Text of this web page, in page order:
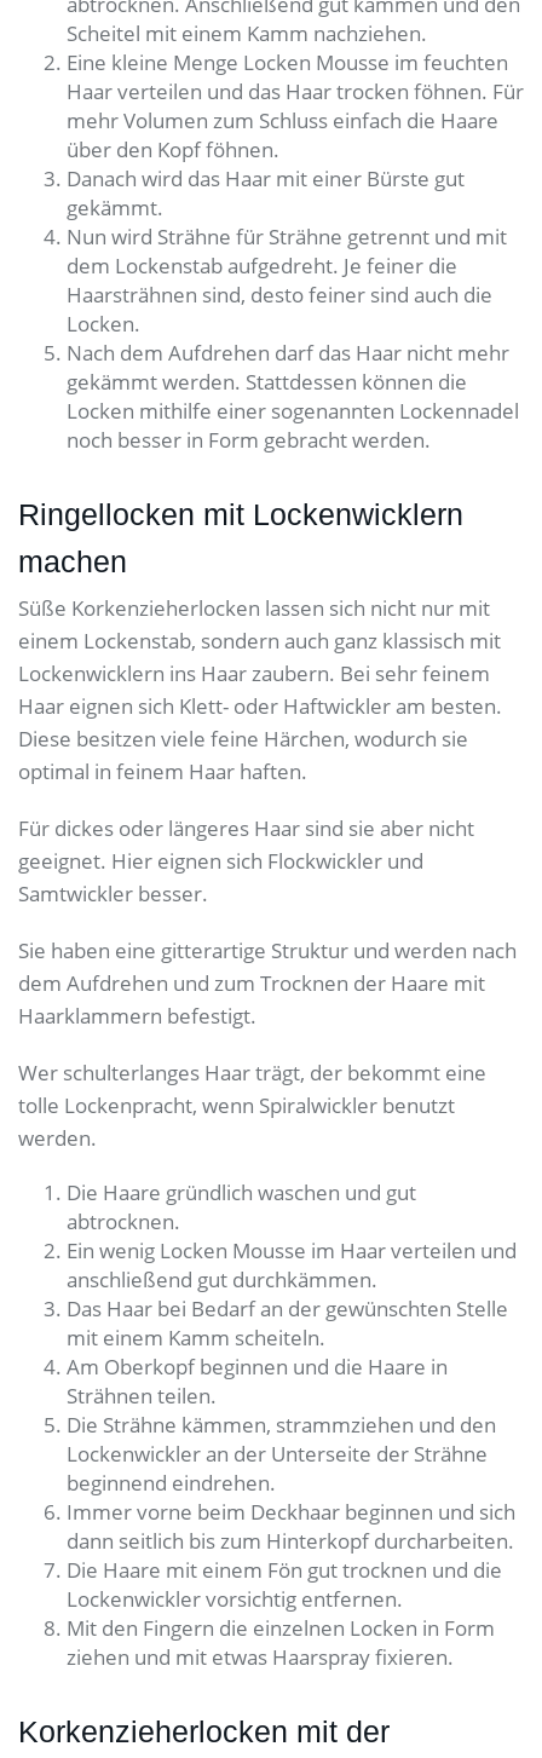
Scheitel mit einem Kamm nachziehen.
Eine kleine Menge Locken Mousse im feuchten
Haar verteilen und das Haar trocken föhnen. Für
mehr Volumen zum Schluss einfach die Haare
über den Kopf föhnen.
Danach wird das Haar mit einer Bürste gut
gekämmt.
Nun wird Strähne für Strähne getrennt und mit
dem Lockenstab aufgedreht. Je feiner die
Haarsträhnen sind, desto feiner sind auch die
Locken.
Nach dem Aufdrehen darf das Haar nicht mehr
gekämmt werden. Stattdessen können die
Locken mithilfe einer sogenannten Lockennadel
noch besser in Form gebracht werden.
Ringellocken mit Lockenwicklern
machen
Süße Korkenzieherlocken lassen sich nicht nur mit
einem Lockenstab, sondern auch ganz klassisch mit
Lockenwicklern ins Haar zaubern. Bei sehr feinem
Haar eignen sich Klett- oder Haftwickler am besten.
Diese besitzen viele feine Härchen, wodurch sie
optimal in feinem Haar haften.
Für dickes oder längeres Haar sind sie aber nicht
geeignet. Hier eignen sich Flockwickler und
Samtwickler besser.
Sie haben eine gitterartige Struktur und werden nach
dem Aufdrehen und zum Trocknen der Haare mit
Haarklammern befestigt.
Wer schulterlanges Haar trägt, der bekommt eine
tolle Lockenpracht, wenn Spiralwickler benutzt
werden.
Die Haare gründlich waschen und gut
abtrocknen.
Ein wenig Locken Mousse im Haar verteilen und
anschließend gut durchkämmen.
Das Haar bei Bedarf an der gewünschten Stelle
mit einem Kamm scheiteln.
Am Oberkopf beginnen und die Haare in
Strähnen teilen.
Die Strähne kämmen, strammziehen und den
Lockenwickler an der Unterseite der Strähne
beginnend eindrehen.
Immer vorne beim Deckhaar beginnen und sich
dann seitlich bis zum Hinterkopf durcharbeiten.
Die Haare mit einem Fön gut trocknen und die
Lockenwickler vorsichtig entfernen.
Mit den Fingern die einzelnen Locken in Form
ziehen und mit etwas Haarspray fixieren.
Korkenzieherlocken mit der